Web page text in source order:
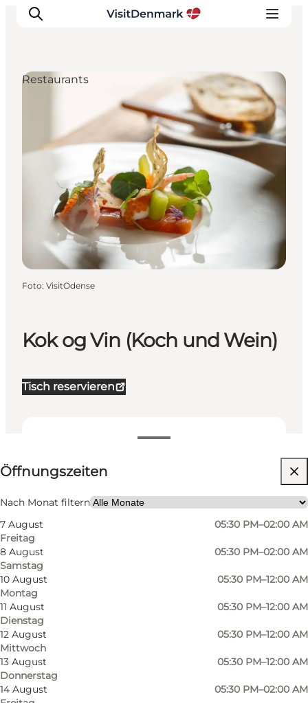
Inspiration
Regionen
Erlebnisse
Unterkünfte
Reiseplanung
Kok og Vin (Koch und Wein)
Tisch reservieren
Öffnungszeiten anzeigen
Öffnungszeiten
Nach Monat filtern
7 August
Freitag
05:30 PM–02:00 AM
8 August
Samstag
05:30 PM–02:00 AM
10 August
Montag
05:30 PM–12:00 AM
11 August
Dienstag
05:30 PM–12:00 AM
12 August
Mittwoch
05:30 PM–12:00 AM
13 August
Donnerstag
05:30 PM–12:00 AM
14 August
05:30 PM–02:00 AM
Website besuchen
Mein Partner, Freunde
Restaurants
Foto: VisitOdense